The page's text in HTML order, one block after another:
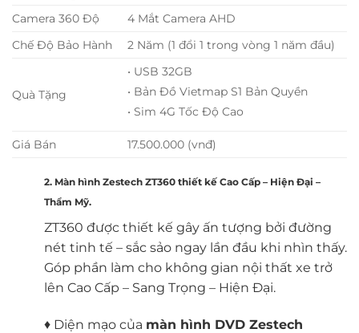
Camera 360 Độ
4 Mắt Camera AHD
Chế Độ Bảo Hành
2 Năm (1 đổi 1 trong vòng 1 năm đầu)
Quà Tặng
• USB 32GB
• Bản Đồ Vietmap S1 Bản Quyền
• Sim 4G Tốc Độ Cao
Giá Bán 17.500.000 (vnđ)
2. Màn hình Zestech ZT360 thiết kế Cao Cấp – Hiện Đại –
Thẩm Mỹ.
ZT360 được thiết kế gây ấn tượng bởi đường
nét tinh tế – sắc sảo ngay lần đầu khi nhìn thấy.
Góp phần làm cho không gian nội thất xe trở
lên Cao Cấp – Sang Trọng – Hiện Đại.
♦ Diện mạo của màn hình DVD Zestech